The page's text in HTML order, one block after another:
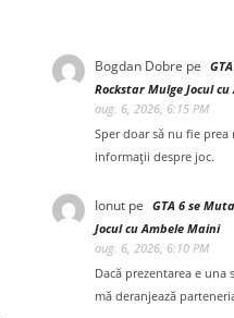
Bogdan Dobre pe
Rockstar Mulge Jocul
aug. 6, 2026, 6:15 PM
Sper doar să nu fie
informații despre joc.
Ionut pe GTA 6 se
Jocul cu Ambele Maini
aug. 6, 2026, 6:10 PM
Dacă prezentarea e una
mă deranjează